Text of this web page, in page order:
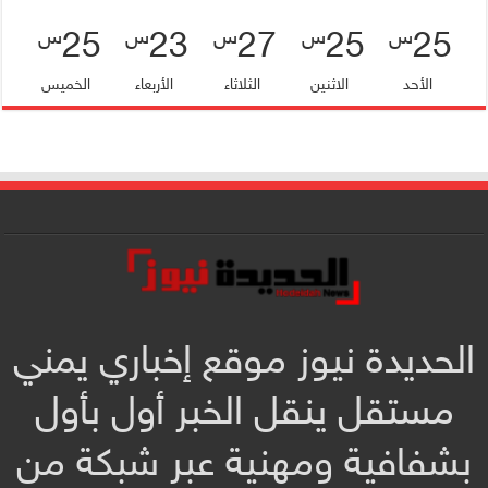
25س
الأحد
25س
الاثنين
27س
الثلاثاء
23س
الأربعاء
25س
الخميس
الحديدة نيوز موقع إخباري يمني
مستقل ينقل الخبر أول بأول
بشفافية ومهنية عبر شبكة من